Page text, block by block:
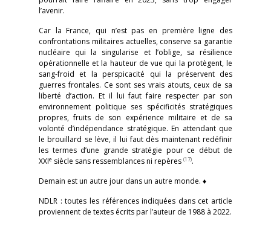
l’avenir.
Car la France, qui n’est pas en première ligne des
confrontations militaires actuelles, conserve sa garantie
nucléaire qui la singularise et l’oblige, sa résilience
opérationnelle et la hauteur de vue qui la protègent, le
sang-froid et la perspicacité qui la préservent des
guerres frontales. Ce sont ses vrais atouts, ceux de sa
liberté d’action. Et il lui faut faire respecter par son
environnement politique ses spécificités stratégiques
propres, fruits de son expérience militaire et de sa
volonté d’indépendance stratégique. En attendant que
le brouillard se lève, il lui faut dès maintenant redéfinir
les termes d’une grande stratégie pour ce début de
XXIe siècle sans ressemblances ni repères (17).
Demain est un autre jour dans un autre monde. ♦
NDLR : toutes les références indiquées dans cet article
proviennent de textes écrits par l’auteur de 1988 à 2022.